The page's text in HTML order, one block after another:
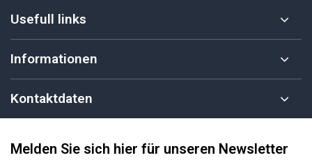
Usefull links
Informationen
Kontaktdaten
Melden Sie sich hier für unseren Newsletter